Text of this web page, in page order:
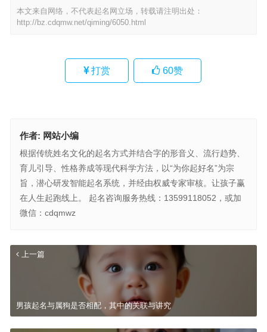
本文来自网络，不代表起名网立场，转载请注明出处：
http://bz.cdqmw.net/qiming/6050.html
打赏 60赞
作者: 网站小编
根据传统姓名文化的起名方式并结合字的形音义、流行趋势、
育儿引导、性格养成等现代科学方法，以“为你起好名”为宗
旨，潜心研发智能起名系统，并经由权威专家审核。让孩子赢
在人生起跑线上。 起名咨询服务热线：13599118052，或加
微信：cdqmwz
上一篇
男孩起名与属狗是否相配，其中的关联与讲究